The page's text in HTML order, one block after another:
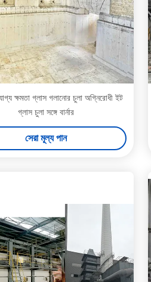
ক্ষমতা গ্লাস গলানোর চুলা অগ্নিরোধী ইট
গ্লাস চুলা সঙ্গে বার্নার
সেরা মূল্য পান